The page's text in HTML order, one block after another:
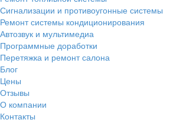
Сигнализации и противоугонные системы
Ремонт системы кондиционирования
Автозвук и мультимедиа
Программные доработки
Перетяжка и ремонт салона
Блог
Цены
Отзывы
О компании
Контакты